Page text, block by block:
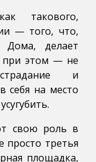
такового,
— того, что,
Дома, делает
при этом — не
и
себя на место
свою роль в
просто третья
площадка,